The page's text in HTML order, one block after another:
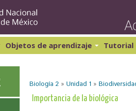
Objetos de aprendizaje
2
3
4
Matemáticas 2
Tutorial
S
Biología 2 »Unidad 1 »
Importancia de la biológica